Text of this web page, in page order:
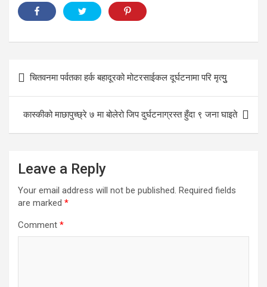
Post
navigation
चितवनमा पर्वतका हर्क बहादूरको मोटरसाईकल दूर्घटनामा परि मृत्युु
कास्कीको माछापुच्छ्रे ७ मा बोलेरो जिप दुर्घटनाग्रस्त हुँदा ९ जना घाइते
Leave a Reply
Your email address will not be published. Required fields
are marked *
Comment *